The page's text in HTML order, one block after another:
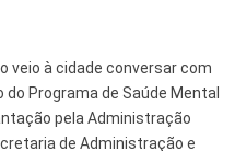
veio à cidade conversar com
Programa de Saúde Mental
pela Administração
de Administração e